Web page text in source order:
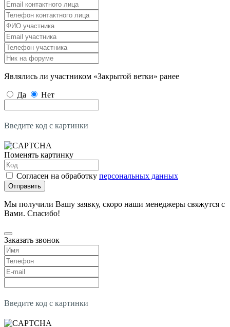
Являлись ли участником «Закрытой ветки» ранее
Да Нет
Введите код с картинки
Поменять картинку
Согласен на обработку персональных данных
Отправить
Мы получили Вашу заявку, скоро наши менеджеры свяжутся с
Вами. Спасибо!
Заказать звонок
Введите код с картинки